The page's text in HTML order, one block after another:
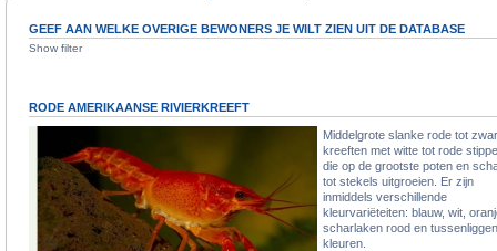
GEEF AAN WELKE OVERIGE BEWONERS JE WILT ZIEN UIT DE DATABASE
Show filter
RODE AMERIKAANSE RIVIERKREEFT
Middelgrote slanke rode tot
kreeften met witte tot rode
die op de grootste poten en
tot stekels uitgroeien. Er zijn
inmiddels verschillende
kleurvariëteiten: blauw, wit,
scharlaken rood en
kleuren.